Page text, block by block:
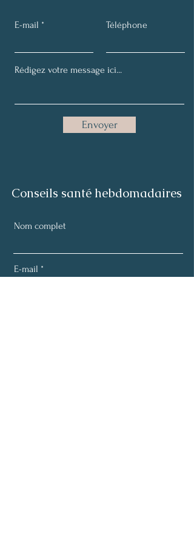
E-mail Téléphone
Envoyer
Conseils santé hebdomadaires
Nom complet
E-mail